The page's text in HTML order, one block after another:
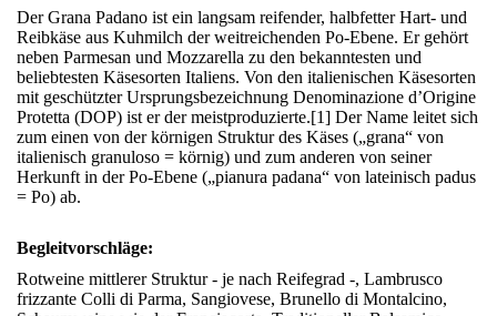
Der Grana Padano ist ein langsam reifender, halbfetter Hart- und
Reibkäse aus Kuhmilch der weitreichenden Po-Ebene. Er gehört
neben Parmesan und Mozzarella zu den bekanntesten und
beliebtesten Käsesorten Italiens. Von den italienischen Käsesorten
mit geschützter Ursprungsbezeichnung Denominazione d’Origine
Protetta (DOP) ist er der meistproduzierte.[1] Der Name leitet sich
zum einen von der körnigen Struktur des Käses („grana“ von
italienisch granuloso = körnig) und zum anderen von seiner
Herkunft in der Po-Ebene („pianura padana“ von lateinisch padus
= Po) ab.
Begleitvorschläge:
Rotweine mittlerer Struktur - je nach Reifegrad -, Lambrusco
frizzante Colli di Parma, Sangiovese, Brunello di Montalcino,